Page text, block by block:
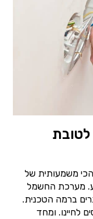
לטובת
משמעותית של
מערכת החשמל
ברמה הטכנית.
לחיינו. ומחד